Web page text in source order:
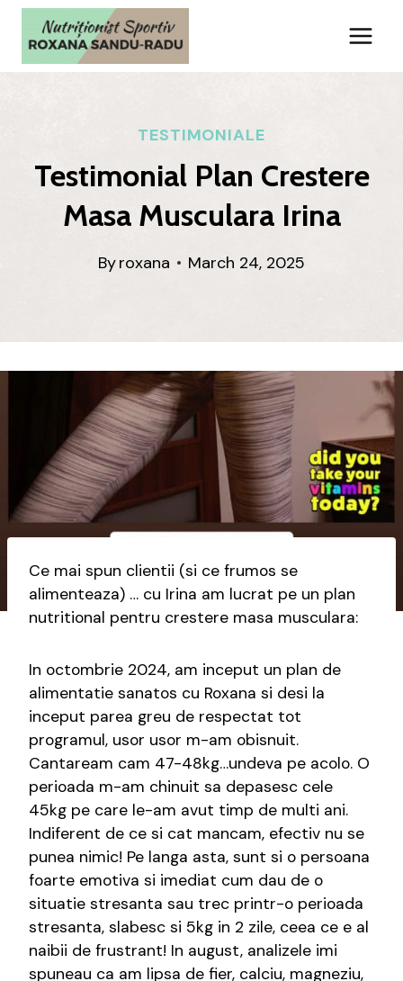
Skip
content
TESTIMONIALE
Testimonial Plan Crestere
Masa Musculara Irina
Byroxana March 24, 2025
Ce mai spun clientii (si ce frumos se
alimenteaza) … cu Irina am lucrat pe un plan
nutritional pentru crestere masa musculara:
In octombrie 2024, am inceput un plan de
alimentatie sanatos cu Roxana si desi la
inceput parea greu de respectat tot
programul, usor usor m-am obisnuit.
Cantaream cam 47-48kg…undeva pe acolo. O
perioada m-am chinuit sa depasesc cele
45kg pe care le-am avut timp de multi ani.
Indiferent de ce si cat mancam, efectiv nu se
punea nimic! Pe langa asta, sunt si o persoana
foarte emotiva si imediat cum dau de o
situatie stresanta sau trec printr-o perioada
stresanta, slabesc si 5kg in 2 zile, ceea ce e al
naibii de frustrant! In august, analizele imi
spuneau ca am lipsa de fier, calciu, magneziu,